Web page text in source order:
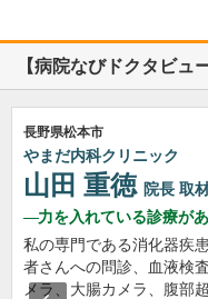
【病院なびドクタビュ
長野県松本市
やまだ内科クリニック
山田 重徳 院長 取
力を入れている診療が
私の専門である消化器疾
者さんへの問診、血液検
メラ、大腸カメラ、腹部